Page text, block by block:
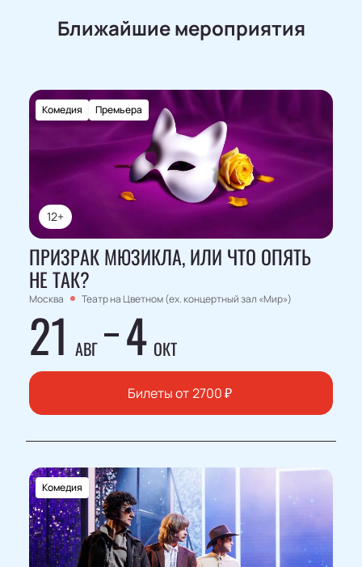
Ближайшие мероприятия
12+
Комедия Премьера
ПРИЗРАК МЮЗИКЛА, ИЛИ ЧТО ОПЯТЬ
НЕ ТАК?
Москва Театр на Цветном (ex. концертный зал «Мир»)
21 АВГ 4 ОКТ
Билеты от 2700₽
Комедия